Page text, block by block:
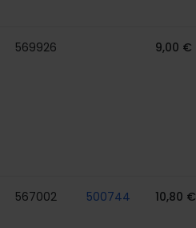
569926 9,00 €
567002 500744 10,80 €